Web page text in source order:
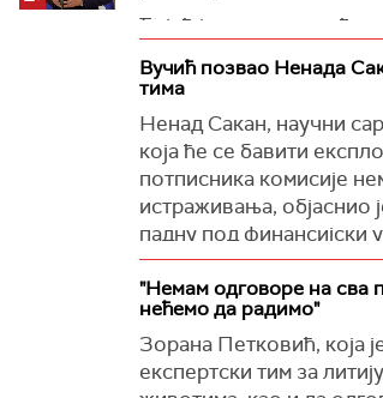
Ђајић је питао да ли ће
здравља каже да
Председник је
да ли постоји
"Ако тим Министарства
по угрожавање
изузетног ауторитета.
ризик или било ко
стварима нећемо се
пресудног значаја,
Вучић позвао Ненада
тима
Ненад Сакан, научни
која ће се бавити
потписника комисије
истраживања, објаснио
падну под финансијски
Председник Вучић је
људе који говоре на
Вучић је позвао и
експертском тиму.
"Немам одговоре на сва
нећемо да радимо"
Зорана Петковић, која
експертски тим за